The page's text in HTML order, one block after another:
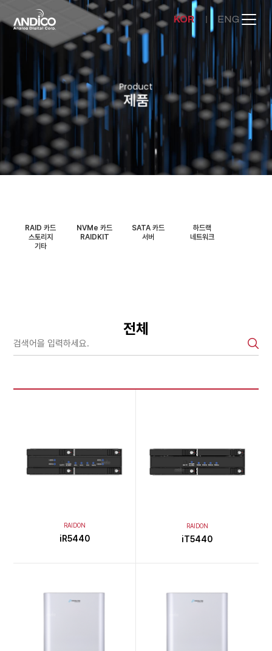
KOR ENG
회사소개
제품
뉴스룸
Product
제품
RAID 카드 NVMe 카드 SATA 카드
하드랙
스토리지
RAIDKIT 서버
네트워크
기타
전체
RAIDON
iR5440
RAIDON
iT5440